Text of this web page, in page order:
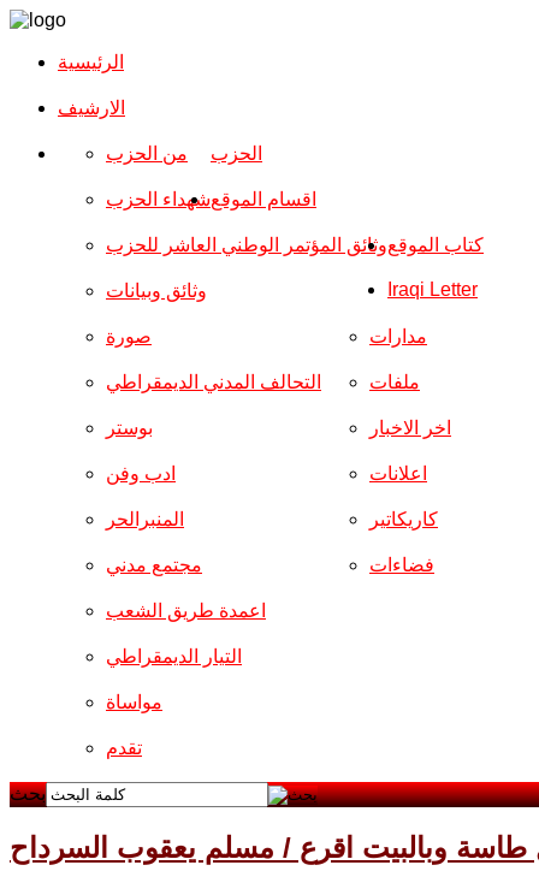
الرئيسية
الارشیف
الحزب من الحزب
شهداء الحزب
وثائق المؤتمر الوطني العاشر للحزب
وثائق وبيانات
اقسام الموقع
صورة
التحالف المدني الديمقراطي
بوستر
ادب وفن
المنبرالحر
مجتمع مدني
مدارات
ملفات
اخر الاخبار
اعلانات
كاريكاتير
فضاءات
اعمدة طريق الشعب
التيار الديمقراطي
مواساة
تقدم
كتاب الموقع
Iraqi Letter
بحث
طاسة وبالبيت اقرع / مسلم يعقوب السرداح